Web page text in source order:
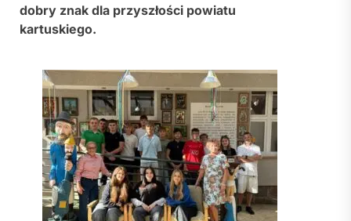
dobry znak dla przyszłości powiatu
kartuskiego.